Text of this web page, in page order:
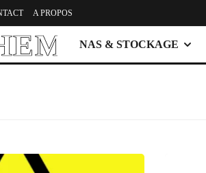
A PROPOS
NAS & STOCKAGE